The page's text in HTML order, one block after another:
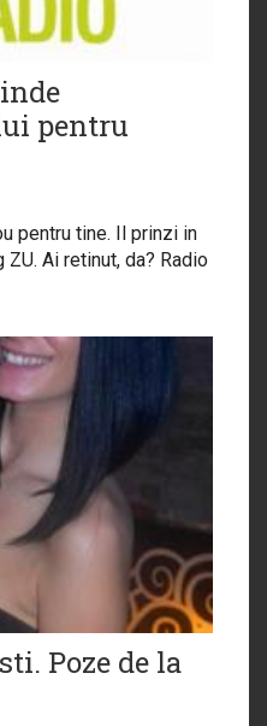
pentru
pentru tine. Il prinzi in
Ai retinut, da? Radio
Poze de la